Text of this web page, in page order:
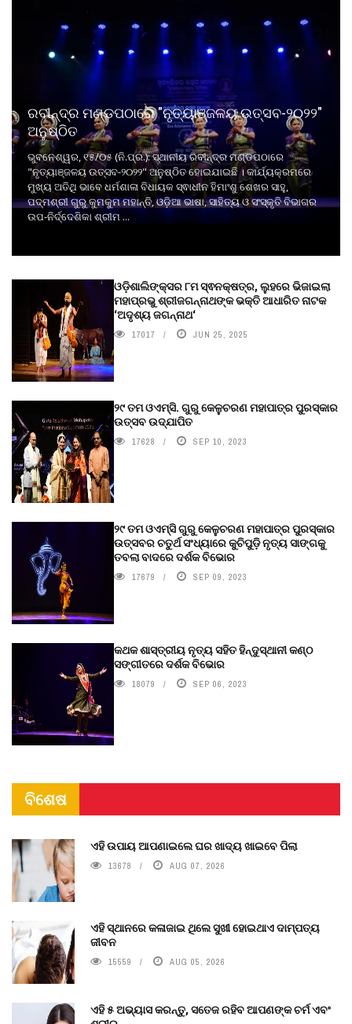
ରବୀନ୍ଦ୍ର ମଣ୍ଡପଠାରେ "ନୃତ୍ୟାଞ୍ଜଳୟ ଉତ୍ସବ-୨୦୨୨"
ଅନୁଷ୍ଠିତ
ଭୁବନେଶ୍ୱର, ୧୫/୦୫ (ନି.ପ୍ର.): ସ୍ଥାନୀୟ ରବୀନ୍ଦ୍ର ମଣ୍ଡପଠାରେ
"ନୃତ୍ୟାଞ୍ଜଳୟ ଉତ୍ସବ-୨୦୨୨" ଅନୁଷ୍ଠିତ ହୋଇଯାଇଛି । କାର୍ଯ୍ୟକ୍ରମରେ
ମୁଖ୍ୟ ଅତିଥି ଭାବେ ଧର୍ମଶାଳା ବିଧାୟକ ସ୍ଵାଧୀନ ହିମାଂଶୁ ଶେଖର ସାହୁ,
ପଦ୍ମଶ୍ରୀ ଗୁରୁ କୁମକୁମ ମହାନ୍ତି, ଓଡ଼ିଆ ଭାଷା, ସାହିତ୍ୟ ଓ ସଂସ୍କୃତି ବିଭାଗର
ଉପ-ନିର୍ଦ୍ଦେଶିକା ଶ୍ରୀମ ...
ଓଡ଼ିଶାଲିଙ୍କ୍ସର ୮ମ ସ୍ଵନକ୍ଷତ୍ର, ଲୁହରେ ଭିଜାଇଲା
ମହାପ୍ରଭୁ ଶ୍ରୀଜଗନ୍ନାଥଙ୍କ ଭକ୍ତି ଆଧାରିତ ନାଟକ
‘ଅଦୃଶ୍ୟ ଜଗନ୍ନାଥ‘
17017 JUN 25, 2025
୨୯ ତମ ଓଏମ୍‌ସି. ଗୁରୁ କେଳୁଚରଣ ମହାପାତ୍ର ପୁରସ୍କାର
ଉତ୍ସବ ଉଦ୍‍ଯାପିତ
17628 SEP 10, 2023
୨୯ ତମ ଓଏମ୍‌ସି ଗୁରୁ କେଳୁଚରଣ ମହାପାତ୍ର ପୁରସ୍କାର
ଉତ୍ସବର ଚତୁର୍ଥ ସଂଧ୍ୟାରେ କୁଚିପୁଡ଼ି ନୃତ୍ୟ ସାଙ୍ଗକୁ
ତବଲା ବାଦରେ ଦର୍ଶକ ବିଭୋର
17679 SEP 09, 2023
କଥକ ଶାସ୍ତ୍ରୀୟ ନୃତ୍ୟ ସହିତ ହିନ୍ଦୁସ୍ଥାନୀ କଣ୍ଠ
ସଙ୍ଗୀତରେ ଦର୍ଶକ ବିଭୋର
18079 SEP 06, 2023
ବିଶେଷ
ଏହି ଉପାୟ ଆପଣାଇଲେ ଘର ଖାଦ୍ୟ ଖାଇବେ ପିଲା
13678 AUG 07, 2026
ଏହି ସ୍ଥାନରେ କଳାଜାଇ ଥିଲେ ସୁଖୀ ହୋଇଥାଏ ଦାମ୍ପତ୍ୟ
ଜୀବନ
15559 AUG 05, 2026
ଏହି ୫ ଅଭ୍ୟାସ କରନ୍ତୁ, ସତେଜ ରହିବ ଆପଣଙ୍କ ଚର୍ମ ଏବଂ